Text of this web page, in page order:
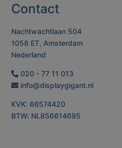
Contact
Nachtwachtlaan 504
1058 ET, Amsterdam
Nederland
020 - 77 11 013
info@displaygigant.nl
KVK: 66574420
BTW: NL856614695